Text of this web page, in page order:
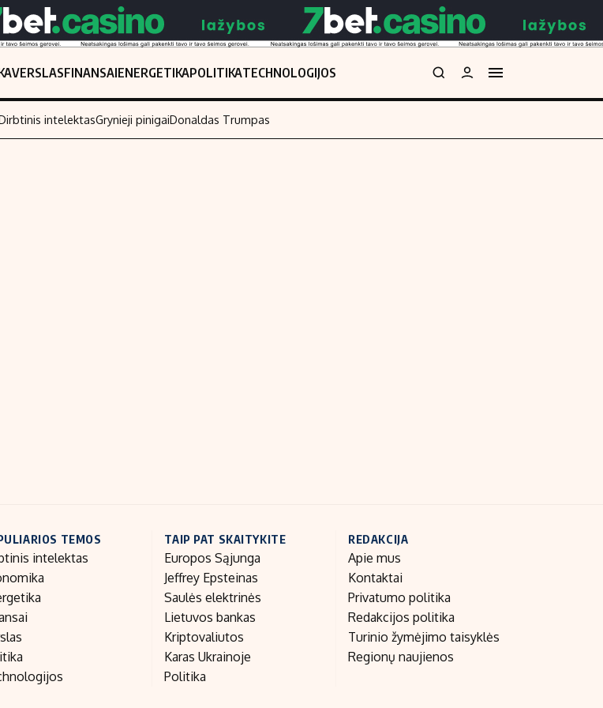
VERSLASFINANSAIENERGETIKAPOLITIKATECHNOLOGIJOS
intelektasGrynieji pinigaiDonaldas Trumpas
TEMOS
intelektas
TAIP PAT SKAITYKITE
Europos Sąjunga
Jeffrey Epsteinas
Saulės elektrinės
Lietuvos bankas
Kriptovaliutos
Karas Ukrainoje
Politika
REDAKCIJA
Apie mus
Kontaktai
Privatumo politika
Redakcijos politika
Turinio žymėjimo taisyklės
Regionų naujienos